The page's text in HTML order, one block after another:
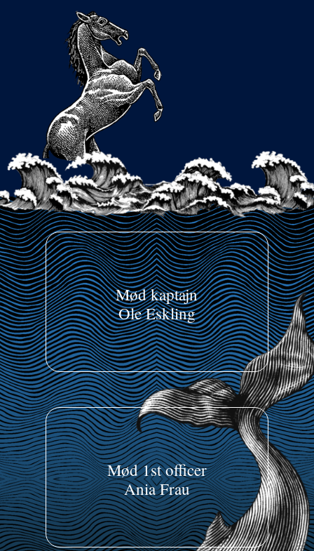
Mød kaptajn
Ole Eskling
Mød 1st officer
Ania Frau